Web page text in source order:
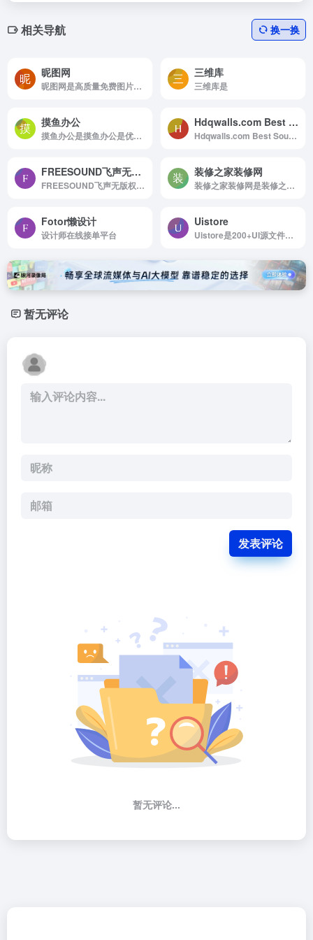
相关导航 换一换
昵图网
昵图网是高质量免费图片下载的网站
三维库
三维库是
摸鱼办公
摸鱼办公是摸鱼办公是优质的办公素材、PPT模板、Word模板、剪辑素材、设计素材、办公必备干货工具搜罗筛选分享平台，十年磨一剑，只筛选最优质的资源分享
Hdqwalls.com Best Source For HD,4k,5k,8k Wallpapers
Hdqwalls.com Best Source For HD,4k,5k,8k Wallpapers是Download HD Wallpapers, Desktop Wallpapers, Widescreen Wallpapers In High Quality
FREESOUND飞声无版权音乐库-免费可商用音乐
FREESOUND飞声无版权音乐库-免费可商用音乐是FREESOUND飞声无版权音乐库，相当于音频界的油管，素材众多，收录海量免费可商用正版音乐资源，提供免费BGM视频剪辑配乐下载。
装修之家装修网
装修之家装修网是装修之家装修网，国内诚信的装修平台，汇集了优秀的装修公司，提供家庭装修、办公室装修、商务空间装饰、酒店宾馆装修、别墅装修等专业装修服务。要装修，就来装修之家。
Fotor懒设计
设计师在线接单平台
Uistore
Uistore是200+UI源文件设计素材
暂无评论
发表评论
暂无评论...